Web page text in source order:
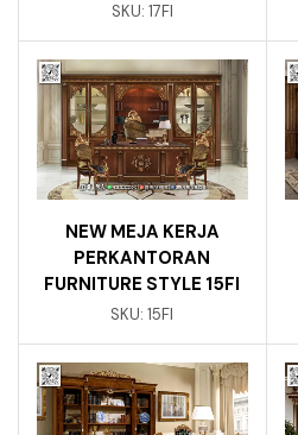
SKU: 17FI
NEW MEJA KERJA
PERKANTORAN
FURNITURE STYLE 15FI
SKU:15FI